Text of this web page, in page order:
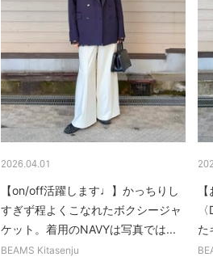
2026.04.01
【on/off活躍します♩】かっちりし
すぎず程よくこなれたボクシージャ
ケット。着用のNAVYは写真では...
BEAMS Kitasenju
た